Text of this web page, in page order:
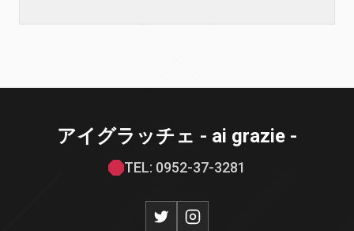
アイグラッチェ - ai grazie -
TEL: 0952-37-3281